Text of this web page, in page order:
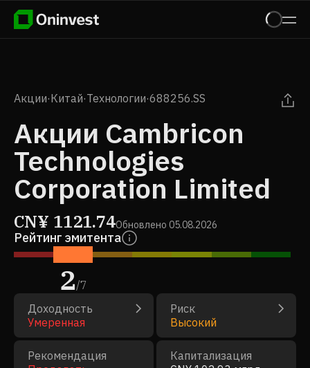
Акции·Китай·Технологии·688256.SS
Акции Cambricon
Technologies
Corporation Limited
CN¥ 1121.74Обновлено 05.08.2026
Рейтинг эмитента
2/7
Доходность
Умеренная
Риск
Высокий
Рекомендация
Капитализация